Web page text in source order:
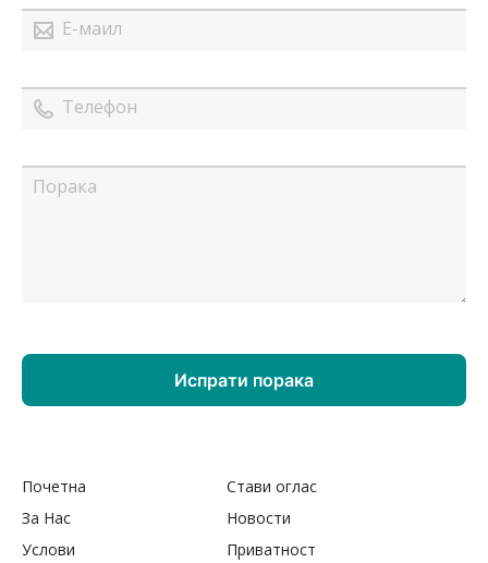
Почетна
Стави оглас
За Нас
Новости
Услови
Приватност